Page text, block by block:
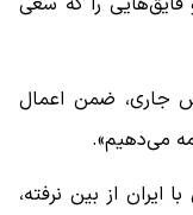
جاری، ضمن اعمال
می‌دهیم».
از بین نرفته،‌